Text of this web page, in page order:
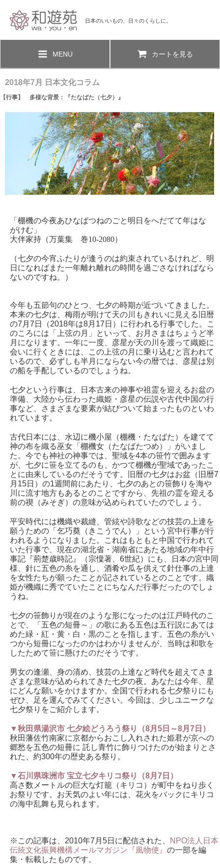
日本のいいもの、日々のくらしに。
MENU カートを見る
2018年7月 日本文化コラム
【行事】 多様な背景：『たなばた（七夕）』
「棚機の今夜あひなばつねのごと明日をへだてて年はな
がけむ」
大伴家持（万葉集 巻10-2080）
（七夕の今宵ふたりが逢うのは約束されているけれど、明
日になればまた一年離れ離れの時間を過ごさなければなら
ないのですね。）
今年も五節句のひとつ、七夕の時期が近づいてきました。
本来の七夕は、梅雨が明けて天の川もきれいに見える旧暦
の7月7日（2018年は8月17日）に行われる行事でした。こ
のころには「上弦の月」といって、お月さまはちょうど半
月になります。一年に一度、彦星が天の川を渡って織姫に
会いに行くときには、この上弦の月に乗り込むと言われて
いるので、必ずしも半月にならない今の暦では、彦星は別
の船を手配しているのでしょうね。
七夕という行事は、日本古来の神事や祖霊を迎えるお盆の
準備、大陸から伝わった織姫・彦星の伝説や古代中国の行
事など、さまざまな要素が結びついて始まったものといわ
れています。
古代日本には、水辺に機小屋（棚機・たなばた）を建てて
神の布を織る巫女「棚機女（たなばたつめ）」がいまし
た。今でも神社の神事では、聖域を4本の笹竹で囲みます
が、七夕に笹を立てるのも、かつて棚機が聖域であったこ
とに由来しているのだそうです。旧暦の七夕はお盆（旧暦7
月15日）の1週間前にあたり、七夕のあとの笹飾りを海や
川に流す地方もあるとのことですから、先祖の霊を迎える
前の禊（みそぎ）の意味が込められていたのでしょう。
平安時代には機織や裁縫、管絃や詩歌などの技芸の上達を
願うための「乞巧奠（きこうでん）」という宮中行事が行
われるようになりました。これはもともと中国で行われて
いた行事で、現在の湖北省・湖南省にあたる地域の年中行
事記『荊楚歳時記』（宗懍著、6世紀）にも、日本の宮中同
様、針に五色の糸を通し、酒肴や瓜を供えて針仕事の上達
を女性たちが願ったことが記されているとのことです。織
姫が機織に秀でていたことにちなんだ行事だったのでしょ
うね。
七夕の笹飾りが現在のような形になったのは江戸時代のこ
とで、「五色の短冊～」の歌にある五色は五行説にあては
めた緑・紅・黄・白・黒のことを指します。五色の糸がい
つから短冊になったのかはわかりませんが、当時は和歌を
したためて笹に懸けたのだそうです。
男女の逢瀬、身の清め、技芸の上達など時代を超えてさま
ざまな意味が込められてきた七夕の夜。あなたは今年、星
にどんな願いをかけますか。全国で行われる七夕祭りにも
ぜひ、足を運んでみてください。今回は、少しユニークな
七夕祭りをご紹介します。
▼秋田県湯沢市 七夕絵どうろう祭り（8月5日～8月7日）
秋田藩佐竹南家に京都からおこし入れされた姫君が京への
郷愁を五色の短冊に 託し青竹に飾りつけたのが始まりとさ
れた、約300年の歴史ある祭り。
▼石川県珠洲市 宝立七夕キリコ祭り（8月7日）
高さ数メートルの巨大な灯籠（キリコ）が町中をねり歩く
お祭りです。お天気のよい年には、花火をバックにキリコ
の海中乱舞も見られます。
※この記事は、2010年7月5日に配信された、
NPO法人日本
伝統文化振興機構メールマガジン『風物使』 の一部を編
集・転載したものです。